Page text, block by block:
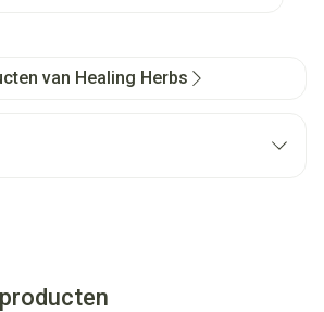
van Healing Herbs